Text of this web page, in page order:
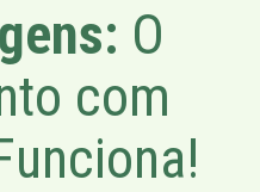
O
com